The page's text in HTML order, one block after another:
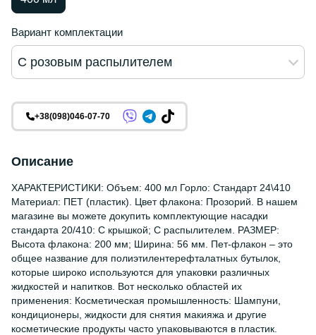
Вариант комплектации
С розовым распылителем
+38(098)046-07-70
Описание
ХАРАКТЕРИСТИКИ: Объем: 400 мл Горло: Стандарт 24\410
Материал: ПЕТ (пластик). Цвет флакона: Прозорий. В нашем
магазине вы можете докупить комплектующие насадки
стандарта 20/410: С крышкой; С распылителем. РАЗМЕР:
Высота флакона: 200 мм; Ширина: 56 мм. Пет-флакон – это
общее название для полиэтилентерефталатных бутылок,
которые широко используются для упаковки различных
жидкостей и напитков. Вот несколько областей их
применения: Косметическая промышленность: Шампуни,
кондиционеры, жидкости для снятия макияжа и другие
косметические продукты часто упаковываются в пластик.